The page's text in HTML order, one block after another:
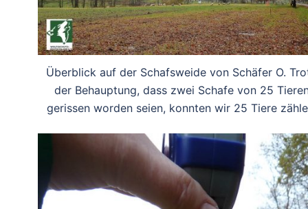
Überblick auf der Schafsweide von Schäfer O.
der Behauptung, dass zwei Schafe von 25
gerissen worden seien, konnten wir 25 Tiere